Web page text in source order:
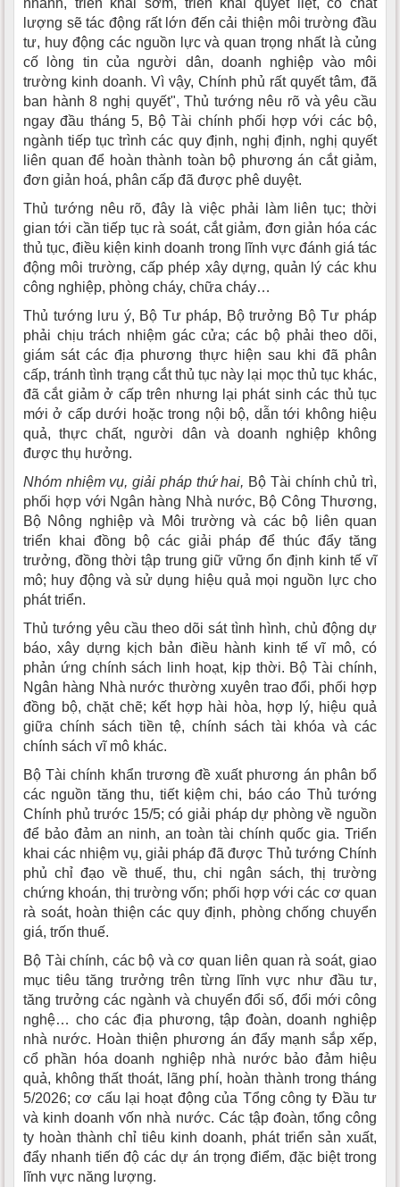
lượng sẽ tác động rất lớn đến cải thiện môi trường đầu
tư, huy động các nguồn lực và quan trọng nhất là củng
cố lòng tin của người dân, doanh nghiệp vào môi
trường kinh doanh. Vì vậy, Chính phủ rất quyết tâm, đã
ban hành 8 nghị quyết", Thủ tướng nêu rõ và yêu cầu
ngay đầu tháng 5, Bộ Tài chính phối hợp với các bộ,
ngành tiếp tục trình các quy định, nghị định, nghị quyết
liên quan để hoàn thành toàn bộ phương án cắt giảm,
đơn giản hoá, phân cấp đã được phê duyệt.
Thủ tướng nêu rõ, đây là việc phải làm liên tục; thời
gian tới cần tiếp tục rà soát, cắt giảm, đơn giản hóa các
thủ tục, điều kiện kinh doanh trong lĩnh vực đánh giá tác
động môi trường, cấp phép xây dựng, quản lý các khu
công nghiệp, phòng cháy, chữa cháy…
Thủ tướng lưu ý, Bộ Tư pháp, Bộ trưởng Bộ Tư pháp
phải chịu trách nhiệm gác cửa; các bộ phải theo dõi,
giám sát các địa phương thực hiện sau khi đã phân
cấp, tránh tình trạng cắt thủ tục này lại mọc thủ tục khác,
đã cắt giảm ở cấp trên nhưng lại phát sinh các thủ tục
mới ở cấp dưới hoặc trong nội bộ, dẫn tới không hiệu
quả, thực chất, người dân và doanh nghiệp không
được thụ hưởng.
Nhóm nhiệm vụ, giải pháp thứ hai, Bộ Tài chính chủ trì,
phối hợp với Ngân hàng Nhà nước, Bộ Công Thương,
Bộ Nông nghiệp và Môi trường và các bộ liên quan
triển khai đồng bộ các giải pháp để thúc đẩy tăng
trưởng, đồng thời tập trung giữ vững ổn định kinh tế vĩ
mô; huy động và sử dụng hiệu quả mọi nguồn lực cho
phát triển.
Thủ tướng yêu cầu theo dõi sát tình hình, chủ động dự
báo, xây dựng kịch bản điều hành kinh tế vĩ mô, có
phản ứng chính sách linh hoạt, kịp thời. Bộ Tài chính,
Ngân hàng Nhà nước thường xuyên trao đổi, phối hợp
đồng bộ, chặt chẽ; kết hợp hài hòa, hợp lý, hiệu quả
giữa chính sách tiền tệ, chính sách tài khóa và các
chính sách vĩ mô khác.
Bộ Tài chính khẩn trương đề xuất phương án phân bổ
các nguồn tăng thu, tiết kiệm chi, báo cáo Thủ tướng
Chính phủ trước 15/5; có giải pháp dự phòng về nguồn
để bảo đảm an ninh, an toàn tài chính quốc gia. Triển
khai các nhiệm vụ, giải pháp đã được Thủ tướng Chính
phủ chỉ đạo về thuế, thu, chi ngân sách, thị trường
chứng khoán, thị trường vốn; phối hợp với các cơ quan
rà soát, hoàn thiện các quy định, phòng chống chuyển
giá, trốn thuế.
Bộ Tài chính, các bộ và cơ quan liên quan rà soát, giao
mục tiêu tăng trưởng trên từng lĩnh vực như đầu tư,
tăng trưởng các ngành và chuyển đổi số, đổi mới công
nghệ… cho các địa phương, tập đoàn, doanh nghiệp
nhà nước. Hoàn thiện phương án đẩy mạnh sắp xếp,
cổ phần hóa doanh nghiệp nhà nước bảo đảm hiệu
quả, không thất thoát, lãng phí, hoàn thành trong tháng
5/2026; cơ cấu lại hoạt động của Tổng công ty Đầu tư
và kinh doanh vốn nhà nước. Các tập đoàn, tổng công
ty hoàn thành chỉ tiêu kinh doanh, phát triển sản xuất,
đẩy nhanh tiến độ các dự án trọng điểm, đặc biệt trong
lĩnh vực năng lượng.